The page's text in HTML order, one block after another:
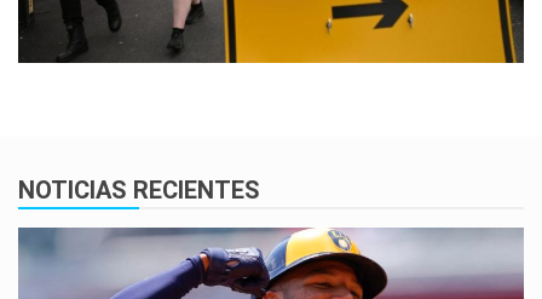
NOTICIAS RECIENTES